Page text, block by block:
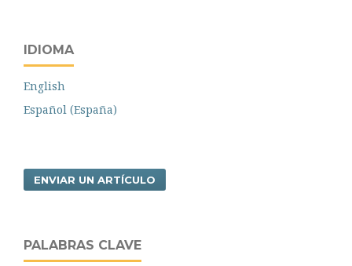
IDIOMA
English
Español (España)
ENVIAR UN ARTÍCULO
PALABRAS CLAVE